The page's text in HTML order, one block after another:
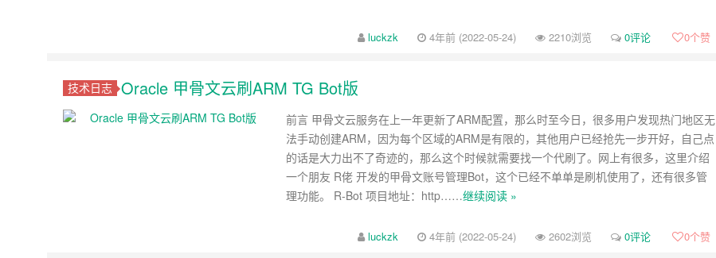
luckzk 4年前 (2022-05-24) 2210浏览 0评论 0个赞
技术日志 Oracle 甲骨文云刷ARM TG Bot版
前言 甲骨文云服务在上一年更新了ARM配置，那么时至今日，很多用户发现热门地区无
法手动创建ARM，因为每个区域的ARM是有限的，其他用户已经抢先一步开好，自己点
的话是大力出不了奇迹的，那么这个时候就需要找一个代刷了。网上有很多，这里介绍
一个朋友 R佬 开发的甲骨文账号管理Bot，这个已经不单单是刷机使用了，还有很多管
理功能。 R-Bot 项目地址：http……继续阅读 »
luckzk 4年前 (2022-05-24) 2602浏览 0评论 0个赞